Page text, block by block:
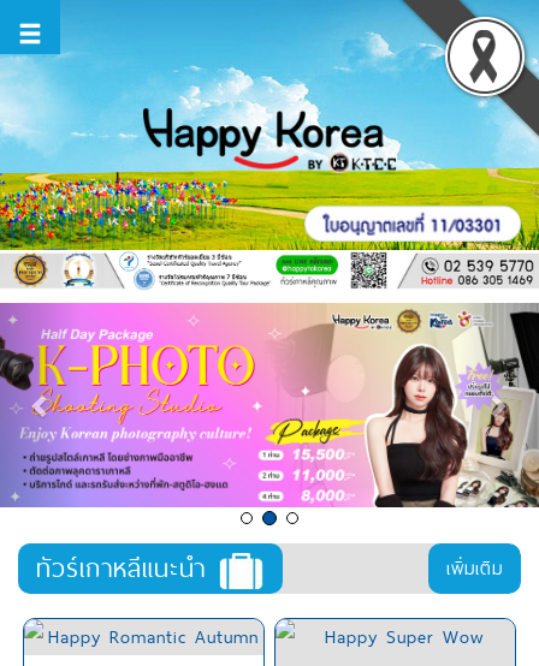
ทัวร์เกาหลีแนะนำ เพิ่มเติม